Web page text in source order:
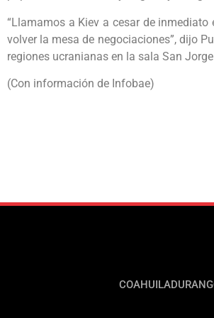
“Llamamos a Kiev a cesar de
volver la mesa de negociaciones”, dijo
regiones ucranianas en la sala San
(Con información de Infobae)
COAHUILA